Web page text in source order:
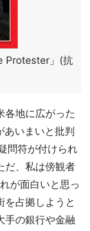
Protester」(抗
各地に広がった
いまいと批判
問符が付けられ
だ、私は傍観者
が面白いと思っ
を占拠しようと
手の銀行や金融